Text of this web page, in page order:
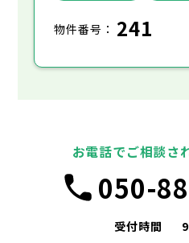
物件番号： 241
お電話でご相談さ
050-
受付時間